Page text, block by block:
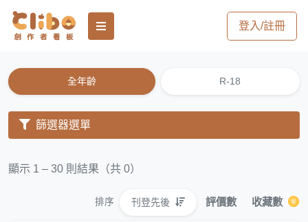
登入/註冊
全年齡 R-18
篩選器選單
顯示 1 – 30 則結果（共 0）
排序 刊登先後 評價數 收藏數